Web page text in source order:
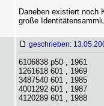
Daneben existiert noch
große
geschrieben:
6106838 p50 , 1961
1261618 601 , 1969
3487540 601 , 1985
4001292 601 , 1987
4120289 601 , 1988